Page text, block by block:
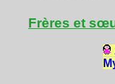
Frères et